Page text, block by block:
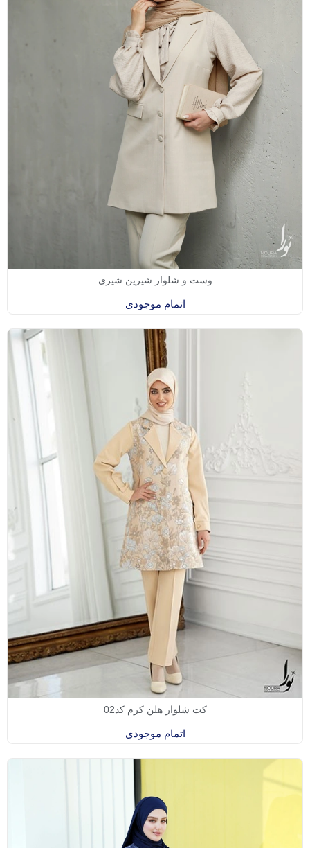
وست و شلوار شیرین شیری
اتمام موجودی
کت شلوار هلن کرم کد02
اتمام موجودی